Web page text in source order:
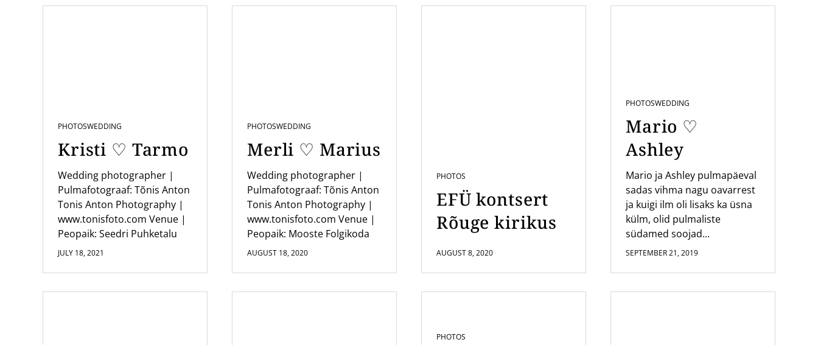
PHOTOSWEDDING
Kristi ♡ Tarmo
Wedding photographer |
Pulmafotograaf: Tõnis Anton
Tonis Anton Photography |
www.tonisfoto.com Venue |
Peopaik: Seedri Puhketalu
JULY 18, 2021
PHOTOSWEDDING
Merli ♡ Marius
Wedding photographer |
Pulmafotograaf: Tõnis Anton
Tonis Anton Photography |
www.tonisfoto.com Venue |
Peopaik: Mooste Folgikoda
AUGUST 18, 2020
PHOTOS
EFÜ kontsert
Rõuge kirikus
AUGUST 8, 2020
PHOTOSWEDDING
Mario ♡
Ashley
Mario ja Ashley pulmapäeval
sadas vihma nagu oavarrest
ja kuigi ilm oli lisaks ka üsna
külm, olid pulmaliste
südamed soojad...
SEPTEMBER 21, 2019
PHOTOS